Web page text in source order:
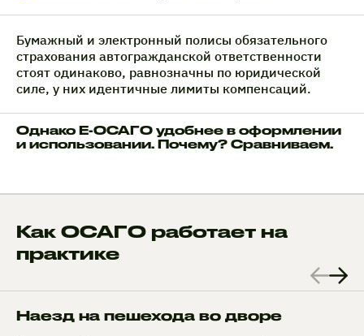
Бумажный и электронный полисы обязательного
страхования автогражданской ответственности
стоят одинаково, равнозначны по юридической
силе, у них идентичные лимиты компенсаций.
Однако Е-ОСАГО удобнее в оформлении
и использовании. Почему? Сравниваем.
Как ОСАГО работает на
практике
Наезд на пешехода во дворе